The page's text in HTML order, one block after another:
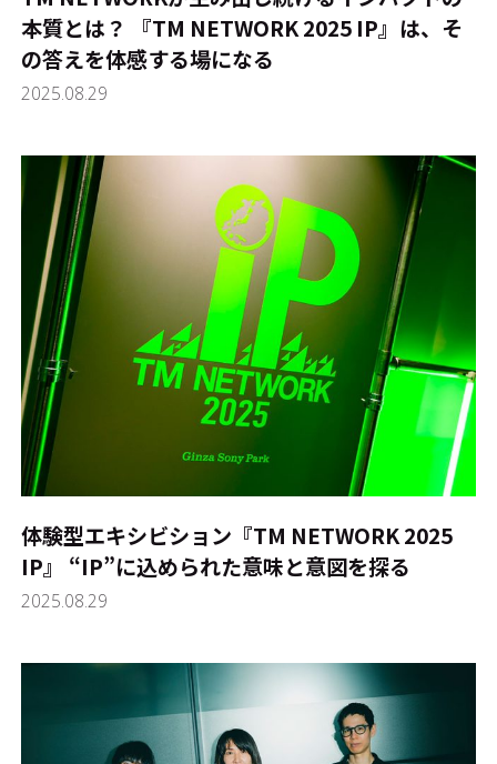
本質とは？ 『TM NETWORK 2025 IP』は、そ
の答えを体感する場になる
2025.08.29
体験型エキシビション『TM NETWORK 2025
IP』―― “IP”に込められた意味と意図を探る
2025.08.29